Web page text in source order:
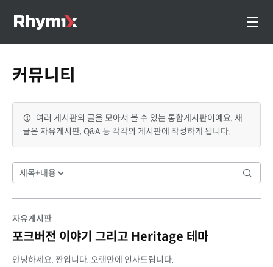
커뮤니티
여러 게시판의 글을 모아서 볼 수 있는 통합게시판이예요. 새
글은 자유게시판, Q&A 등 각각의 게시판에 작성하게 됩니다.
자유게시판
포크버전 이야기 그리고 Heritage 테마
안녕하세요, 짠입니다. 오랜만에 인사드립니다.